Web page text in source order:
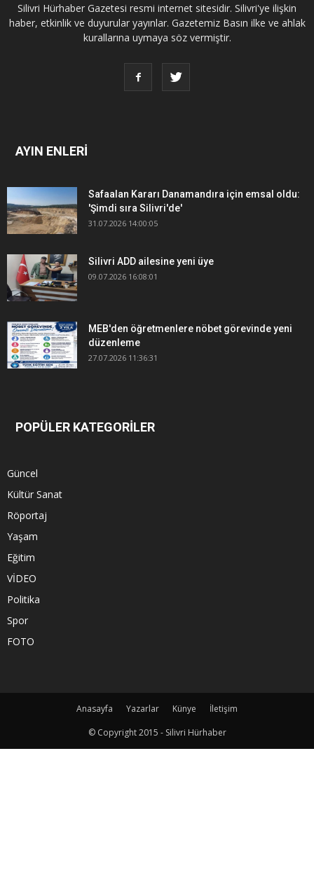
Silivri Hürhaber Gazetesi resmi internet sitesidir. Silivri'ye ilişkin
haber, etkinlik ve duyurular yayınlar. Gazetemiz Basın ilke ve ahlak
kurallarına uymaya söz vermiştir.
AYIN ENLERİ
Safaalan Kararı Danamandıra için emsal oldu:
'Şimdi sıra Silivri'de'
31.07.2026 14:00:05
Silivri ADD ailesine yeni üye
09.07.2026 16:08:01
MEB'den öğretmenlere nöbet görevinde yeni
düzenleme
27.07.2026 11:36:31
POPÜLER KATEGORİLER
Güncel
Kültür Sanat
Röportaj
Yaşam
Eğitim
VİDEO
Politika
Spor
FOTO
Anasayfa Yazarlar Künye
İletişim
© Copyright 2015 - Silivri Hürhaber